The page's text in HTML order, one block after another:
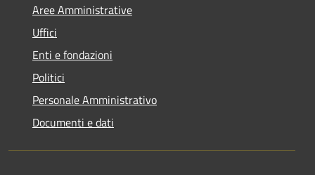
Aree Amministrative
Uffici
Enti e fondazioni
Politici
Personale Amministrativo
Documenti e dati